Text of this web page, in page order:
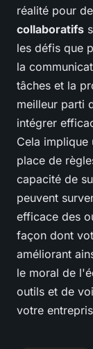
réalité pour
collaboratifs
les défis que
la
tâches et la
meilleur parti
intégrer
Cela implique
place de
capacité de
peuvent
efficace des
façon dont
améliorant
le moral de
outils et de
votre